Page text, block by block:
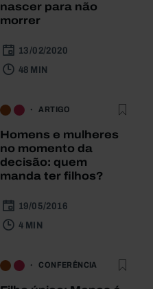
nascer para não
morrer
13/02/2020
48 MIN
ARTIGO
Homens e mulheres
no momento da
decisão: quem
manda ter filhos?
19/05/2016
4 MIN
CONFERÊNCIA